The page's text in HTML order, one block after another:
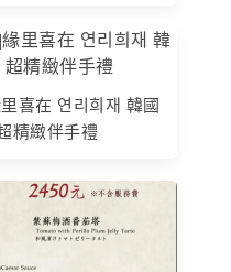
喜在 연리희재 韓國
精緻伴手禮